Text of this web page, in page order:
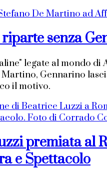
senza
legate al mondo di
Martino, Gennarino
il motivo.
premiata al
e Spettacolo